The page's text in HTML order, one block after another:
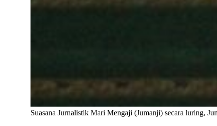
Suasana Jurnalistik Mari Mengaji (Jumanji) secara luring,